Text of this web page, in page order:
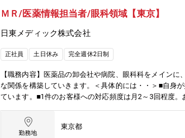
ＭＲ/医薬情報担当者/眼科領域【東京】
日東メディック株式会社
正社員 土日休み 完全週休2日制
【職務内容】医薬品の卸会社や病院、眼科科をメイン
な関係を構築していきます。＜具体的には・・＞■自身
ています。■1件のお客様への対応頻度は月2～3回程度
区、北区、中央区等を予定
勤務地
東京都